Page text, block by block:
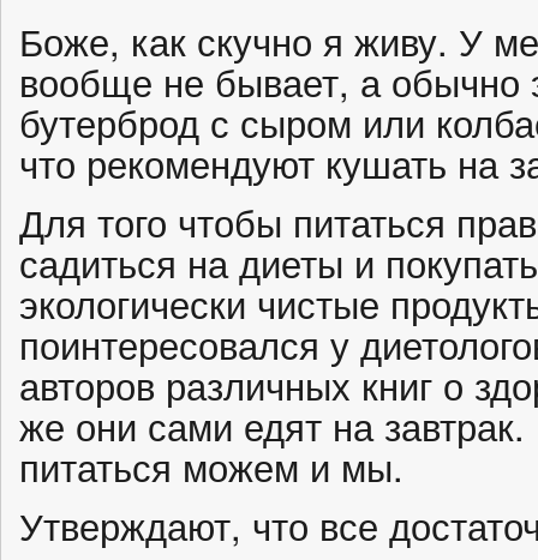
Боже, как скучно я живу. У
вообще не бывает, а обычно
бутерброд с сыром или
что рекомендуют кушать на
Для того чтобы питаться
садиться на диеты и
экологически чистые
поинтересовался у
авторов различных книг о
же они сами едят на
питаться можем и мы.
Утверждают, что все